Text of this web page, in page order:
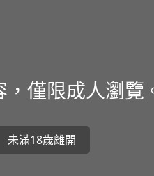
僅限成人瀏覽
未滿18歲離開